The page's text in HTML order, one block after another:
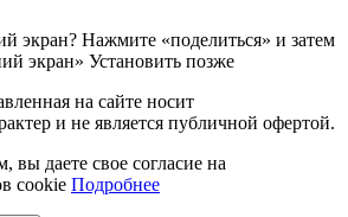
экран? Нажмите «поделиться» и затем
экран» Установить позже
на сайте носит
и не является публичной офертой.
вы даете свое согласие на
cookie Подробнее